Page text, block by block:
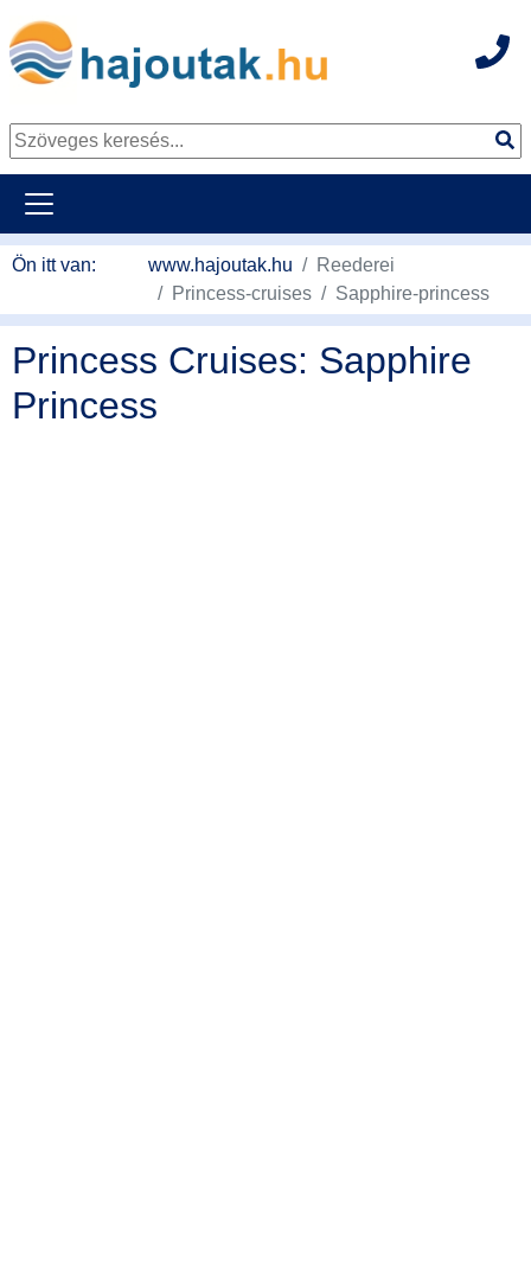
Ön itt van: www.hajoutak.hu
Reederei
Princess-cruises
Sapphire-princess
Princess Cruises: Sapphire
Princess